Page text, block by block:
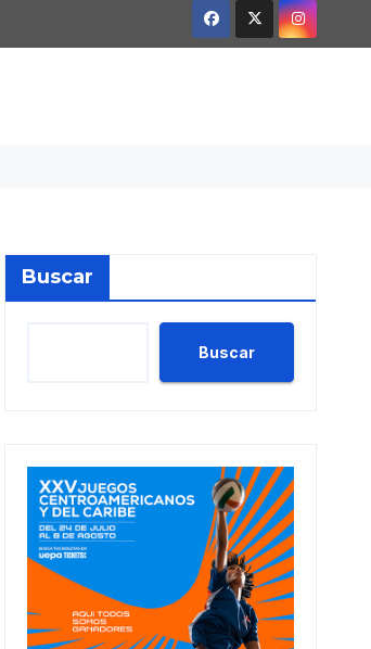
Buscar
Buscar